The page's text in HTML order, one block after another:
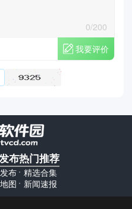
0/200
我要评价
布
布
图
热门推荐
精选合集
新闻速报